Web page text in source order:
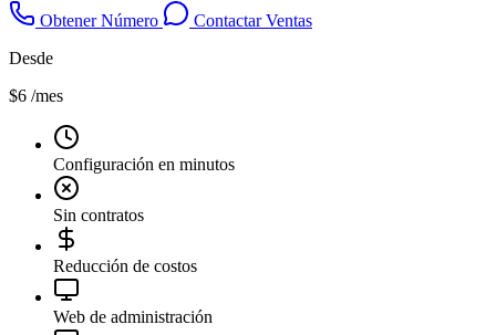
Obtener Número
Contactar Ventas
Desde
$6 /mes
Configuración en minutos
Sin contratos
Reducción de costos
Web de administración